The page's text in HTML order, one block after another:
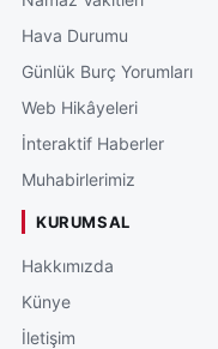
Hava Durumu
Günlük Burç Yorumları
Web Hikâyeleri
İnteraktif Haberler
Muhabirlerimiz
KURUMSAL
Hakkımızda
Künye
İletişim